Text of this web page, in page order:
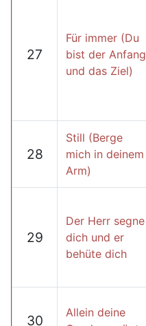
27
Für immer (Du
bist der Anfang
und das Ziel)
28
Still (Berge
mich in deinem
Arm)
29
Der Herr segne
dich und er
behüte dich
30
Allein deine